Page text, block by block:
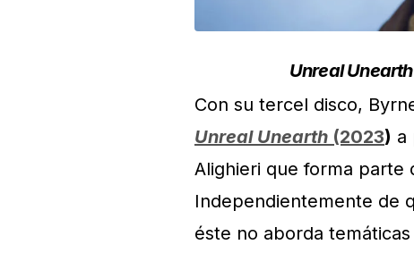
Unreal Unearth
Con su tercel disco,
Unreal Unearth (2023) a
Alighieri que forma parte
Independientemente de
éste no aborda